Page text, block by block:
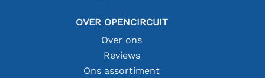
OVER OPENCIRCUIT
Over ons
Reviews
Ons assortiment